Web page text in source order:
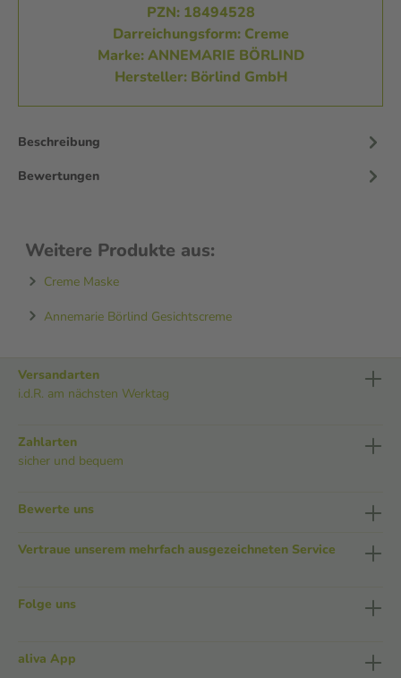
PZN: 18494528
Darreichungsform: Creme
Marke: ANNEMARIE BÖRLIND
Hersteller: Börlind GmbH
Beschreibung
Bewertungen
Weitere Produkte aus:
Creme Maske
Annemarie Börlind Gesichtscreme
Versandarten
i.d.R. am nächsten Werktag
Zahlarten
sicher und bequem
Bewerte uns
Vertraue unserem mehrfach ausgezeichneten Service
Folge uns
aliva App